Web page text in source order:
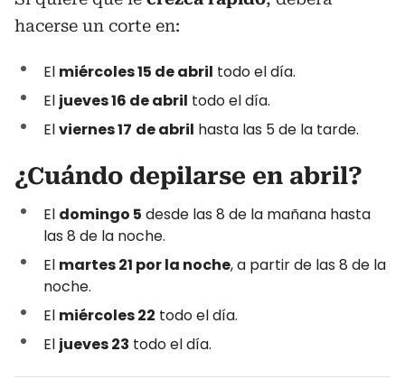
hacerse un corte en:
El miércoles 15 de abril todo el día.
El jueves 16 de abril todo el día.
Elviernes 17 de abril hasta las 5 de la tarde.
¿Cuándo depilarse en abril?
El domingo 5 desde las 8 de la mañana hasta
las 8 de la noche.
El martes 21 por la noche, a partir de las 8 de la
noche.
El miércoles 22 todo el día.
El jueves 23 todo el día.